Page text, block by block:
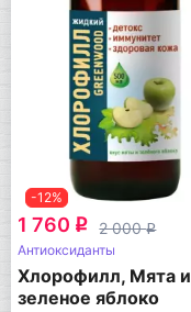
-12%
1 760 q 2 000q
Антиоксиданты
Хлорофилл, Мята и
зеленое яблоко